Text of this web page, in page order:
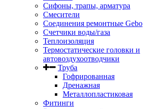
Сифоны, трапы, арматура
Смесители
Соединения ремонтные Gebo
Счетчики воды/газа
Теплоизоляция
Термостатические головки и
автовоздухоотводчики
Труба
Гофрированная
Дренажная
Металлопластиковая
Фитинги